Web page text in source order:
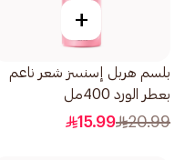
+
بلسم هربل إسنسز شعر ناعم
بعطر الورد 400مل
20.99
15.99